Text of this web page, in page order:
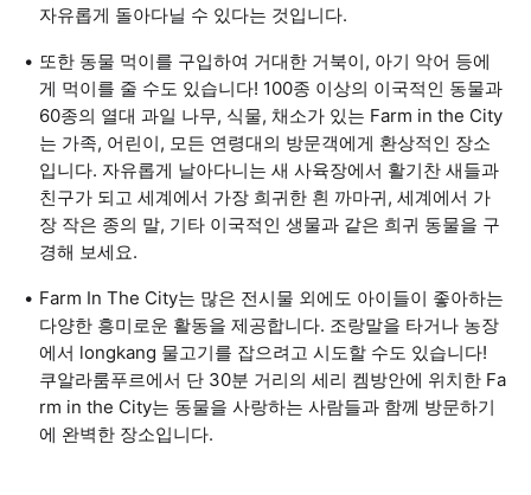
자유롭게 돌아다닐 수 있다는 것입니다.
또한 동물 먹이를 구입하여 거대한 거북이, 아기 악어 등에
게 먹이를 줄 수도 있습니다! 100종 이상의 이국적인 동물과
60종의 열대 과일 나무, 식물, 채소가 있는 Farm in the City
는 가족, 어린이, 모든 연령대의 방문객에게 환상적인 장소
입니다. 자유롭게 날아다니는 새 사육장에서 활기찬 새들과
친구가 되고 세계에서 가장 희귀한 흰 까마귀, 세계에서 가
장 작은 종의 말, 기타 이국적인 생물과 같은 희귀 동물을 구
경해 보세요.
Farm In The City는 많은 전시물 외에도 아이들이 좋아하는
다양한 흥미로운 활동을 제공합니다. 조랑말을 타거나 농장
에서 longkang 물고기를 잡으려고 시도할 수도 있습니다!
쿠알라룸푸르에서 단 30분 거리의 세리 켐방안에 위치한 Fa
rm in the City는 동물을 사랑하는 사람들과 함께 방문하기
에 완벽한 장소입니다.